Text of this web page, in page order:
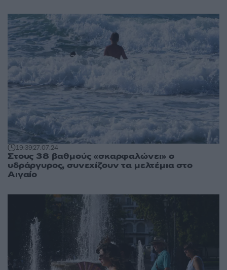
19:3927.07.24
Στους 38 βαθμούς «σκαρφαλώνει» ο
υδράργυρος, συνεχίζουν τα μελτέμια στο
Αιγαίο